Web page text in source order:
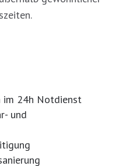
im 24h Notdienst
und